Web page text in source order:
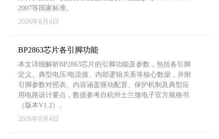
2007等国家标准。
2026年8月4日
BP2863芯片各引脚功能
本文详细解析BP2863芯片的引脚功能及参数，包括各引脚
定义、典型电压/电流值、内部逻辑关系等核心数据，并附
引脚参数对照表。内容涵盖驱动配置、保护机制及典型应
用电路设计要点，数据参考自杭州士兰微电子官方规格书
（版本V1.2）。
2026年8月4日